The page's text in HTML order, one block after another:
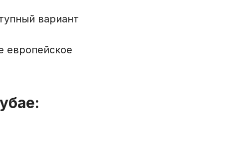
вариант
европейское